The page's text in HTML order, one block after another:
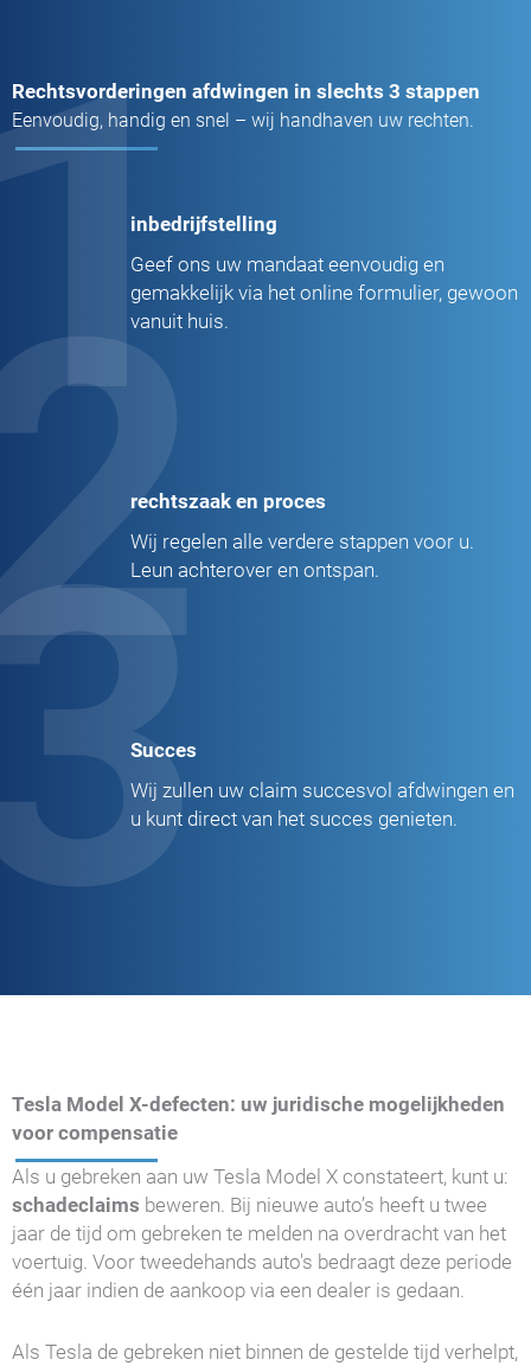
Rechtsvorderingen afdwingen in slechts 3 stappen
Eenvoudig, handig en snel – wij handhaven uw rechten.
inbedrijfstelling
Geef ons uw mandaat eenvoudig en
gemakkelijk via het online formulier, gewoon
vanuit huis.
rechtszaak en proces
Wij regelen alle verdere stappen voor u.
Leun achterover en ontspan.
Succes
Wij zullen uw claim succesvol afdwingen en
u kunt direct van het succes genieten.
Tesla Model X-defecten: uw juridische mogelijkheden
voor compensatie
Als u gebreken aan uw Tesla Model X constateert, kunt u:
schadeclaims beweren. Bij nieuwe auto’s heeft u twee
jaar de tijd om gebreken te melden na overdracht van het
voertuig. Voor tweedehands auto's bedraagt deze periode
één jaar indien de aankoop via een dealer is gedaan.
Als Tesla de gebreken niet binnen de gestelde tijd verhelpt,